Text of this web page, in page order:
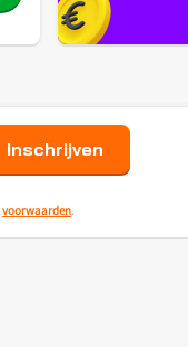
Inschrijven
voorwaarden.